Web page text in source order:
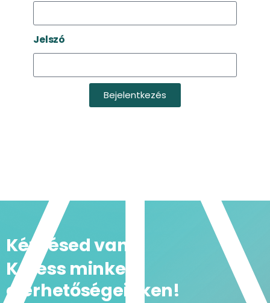
Jelszó
Bejelentkezés
Kérdésed van?
Keress minket
elérhetőségeinken!